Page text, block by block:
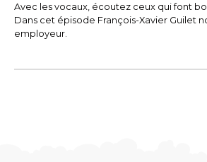
Avec les vocaux, écoutez ceux qui font
Dans cet épisode François-Xavier Guilet
employeur.